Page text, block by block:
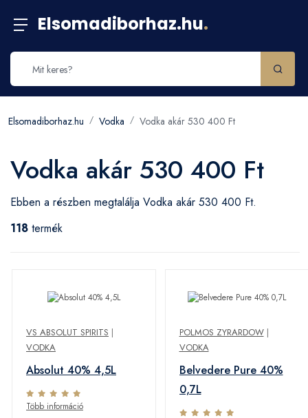
Elsomadiborhaz.hu.
Elsomadiborhaz.hu Vodka Vodka akár 530 400 Ft
Vodka akár 530 400 Ft
Ebben a részben megtalálja Vodka akár 530 400 Ft.
118 termék
VS ABSOLUT SPIRITS |
VODKA
Absolut 40% 4,5L
Több információ
POLMOS ZYRARDOW|
VODKA
Belvedere Pure 40%
0,7L